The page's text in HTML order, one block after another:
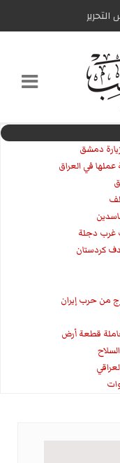
التحریر
دمشق
عملها في العراق
غرب دجلة
كردستان
من حرب إيران